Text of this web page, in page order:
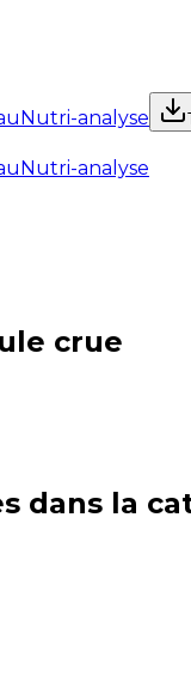
Nutri-analyse
Nutri-analyse
crue
dans la